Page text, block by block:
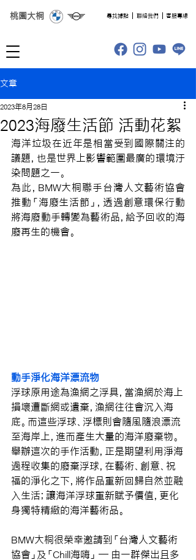
桃園大桐 ​尋找據點 聯絡我們 客服專線
文章
2023海廢生活節 活動花絮
2023年8月28日
海洋垃圾在近年是相當受到國際關注的
議題，也是世界上影響範圍最廣的環境汙
染問題之一。
為此，BMW大桐聯手台灣人文藝術協會
推動「海廢生活節」，透過創意環保行動
將海廢動手轉變為藝術品，給予回收的海
廢再生的機會。
動手淨化海洋漂流物
浮球原用途為漁網之浮具，當漁網於海上
損壞遭斷網或遺棄，漁網往往會沉入海
底。而這些浮球、浮標則會隨風隨浪漂流
至海岸上，進而產生大量的海洋廢棄物。
舉辦這次的手作活動，正是期望利用淨海
過程收集的廢棄浮球，在藝術、創意、祝
福的淨化之下，將作品重新回歸自然並融
入生活；讓海洋浮球重新賦予價值，更化
身獨特精緻的海洋藝術品。
BMW大桐很榮幸邀請到「台灣人文藝術
協會」及「Chill海嗨」 — 由一群傑出且多